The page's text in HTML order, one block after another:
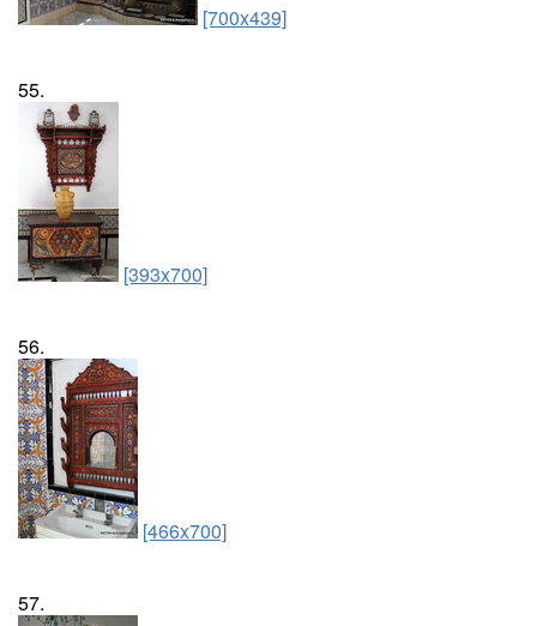
[700x439]
55.
[393x700]
56.
[466x700]
57.